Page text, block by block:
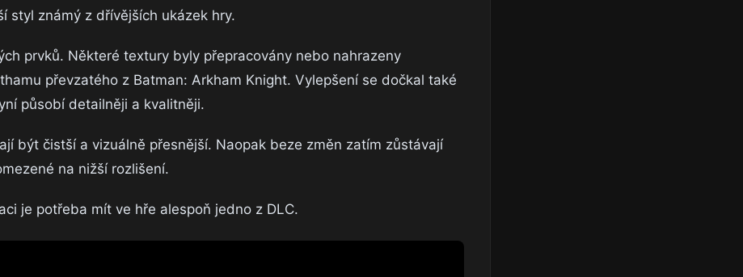
styl známý z dřívějších ukázek hry.
prvků. Některé textury byly přepracovány nebo nahrazeny
převzatého z Batman: Arkham Knight. Vylepšení se dočkal také
působí detailněji a kvalitněji.
být čistší a vizuálně přesnější. Naopak beze změn zatím zůstávají
na nižší rozlišení.
je potřeba mít ve hře alespoň jedno z DLC.